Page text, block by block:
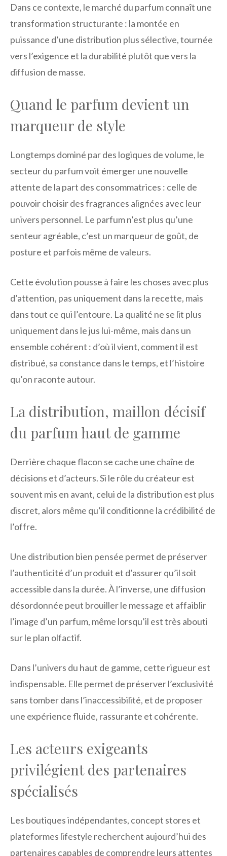
Dans ce contexte, le marché du parfum connaît une
transformation structurante : la montée en
puissance d’une distribution plus sélective, tournée
vers l’exigence et la durabilité plutôt que vers la
diffusion de masse.
Quand le parfum devient un
marqueur de style
Longtemps dominé par des logiques de volume, le
secteur du parfum voit émerger une nouvelle
attente de la part des consommatrices : celle de
pouvoir choisir des fragrances alignées avec leur
univers personnel. Le parfum n’est plus qu’une
senteur agréable, c’est un marqueur de goût, de
posture et parfois même de valeurs.
Cette évolution pousse à faire les choses avec plus
d’attention, pas uniquement dans la recette, mais
dans tout ce qui l’entoure. La qualité ne se lit plus
uniquement dans le jus lui-même, mais dans un
ensemble cohérent : d’où il vient, comment il est
distribué, sa constance dans le temps, et l’histoire
qu’on raconte autour.
La distribution, maillon décisif
du parfum haut de gamme
Derrière chaque flacon se cache une chaîne de
décisions et d’acteurs. Si le rôle du créateur est
souvent mis en avant, celui de la distribution est plus
discret, alors même qu’il conditionne la crédibilité de
l’offre.
Une distribution bien pensée permet de préserver
l’authenticité d’un produit et d’assurer qu’il soit
accessible dans la durée. À l’inverse, une diffusion
désordonnée peut brouiller le message et affaiblir
l’image d’un parfum, même lorsqu’il est très abouti
sur le plan olfactif.
Dans l’univers du haut de gamme, cette rigueur est
indispensable. Elle permet de préserver l’exclusivité
sans tomber dans l’inaccessibilité, et de proposer
une expérience fluide, rassurante et cohérente.
Les acteurs exigeants
privilégient des partenaires
spécialisés
Les boutiques indépendantes, concept stores et
plateformes lifestyle recherchent aujourd’hui des
partenaires capables de comprendre leurs attentes